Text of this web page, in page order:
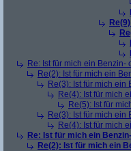
Re: Ist für mich ein
Re(2): Ist für mich ein
Re(3): Ist für mich
Re(4): Ist für mich
Re(5): Ist für
Re(3): Ist für mich
Re(4): Ist für mich
Re: Ist für mich ein
Re(2): Ist für mich ein